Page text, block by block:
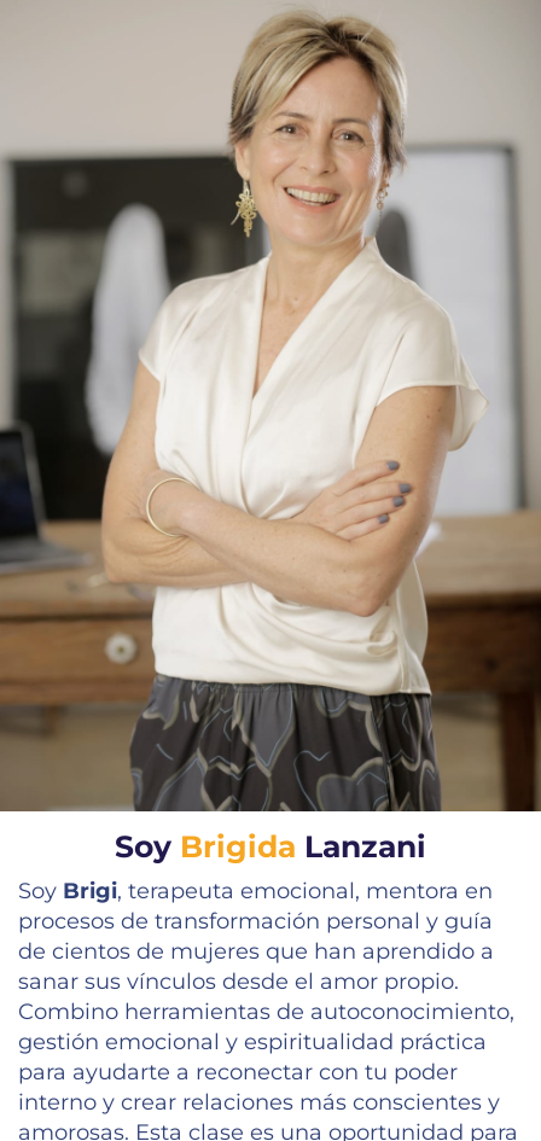
Soy Brigida Lanzani
Soy Brigi, terapeuta emocional, mentora en
procesos de transformación personal y guía
de cientos de mujeres que han aprendido a
sanar sus vínculos desde el amor propio.
Combino herramientas de autoconocimiento,
gestión emocional y espiritualidad práctica
para ayudarte a reconectar con tu poder
interno y crear relaciones más conscientes y
amorosas. Esta clase es una oportunidad para